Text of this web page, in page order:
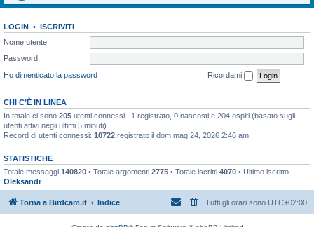
LOGIN • ISCRIVITI
Nome utente:
Password:
Ho dimenticato la password
Ricordami
CHI C’È IN LINEA
In totale ci sono 205 utenti connessi : 1 registrato, 0 nascosti e 204 ospiti (basato sugli
utenti attivi negli ultimi 5 minuti)
Record di utenti connessi: 10722 registrato il dom mag 24, 2026 2:46 am
STATISTICHE
Totale messaggi 140820 • Totale argomenti 2775 • Totale iscritti 4070 • Ultimo iscritto
Oleksandr
Torna a Birdcam.it Indice Tutti gli orari sono UTC+02:00